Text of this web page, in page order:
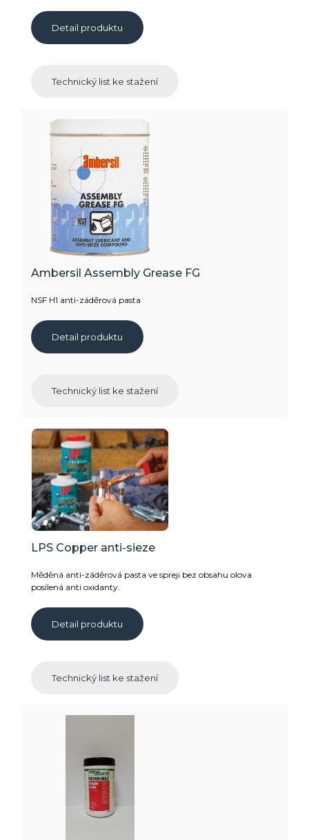
Detail produktu
Technický list ke stažení
Ambersil Assembly Grease FG
NSF H1 anti-záděrová pasta
Detail produktu
Technický list ke stažení
LPS Copper anti-sieze
Měděná anti-záděrová pasta ve spreji bez obsahu olova
posílená anti oxidanty.
Detail produktu
Technický list ke stažení